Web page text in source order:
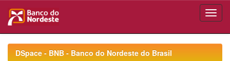
navigationDSpace - BNB - Banco do Nordeste do Brasil